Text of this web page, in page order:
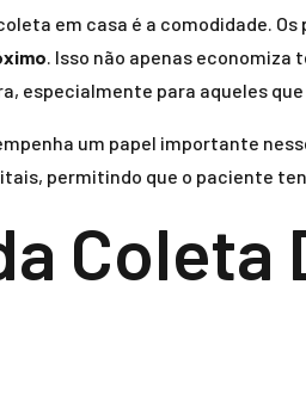
em casa é a comodidade.
. Isso não apenas
especialmente para aqueles
um papel importante
permitindo que o paciente
Coleta